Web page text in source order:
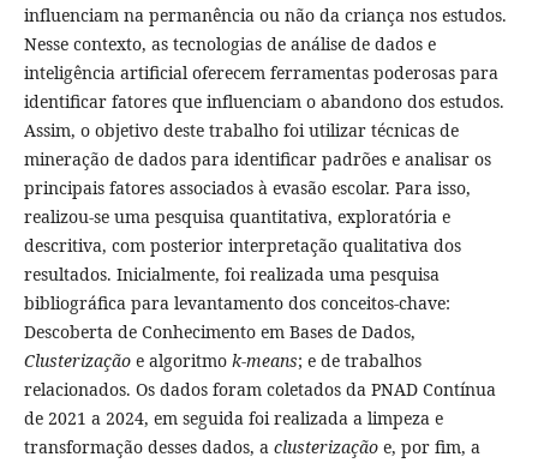
influenciam na permanência ou não da criança nos estudos.
Nesse contexto, as tecnologias de análise de dados e
inteligência artificial oferecem ferramentas poderosas para
identificar fatores que influenciam o abandono dos estudos.
Assim, o objetivo deste trabalho foi utilizar técnicas de
mineração de dados para identificar padrões e analisar os
principais fatores associados à evasão escolar. Para isso,
realizou-se uma pesquisa quantitativa, exploratória e
descritiva, com posterior interpretação qualitativa dos
resultados. Inicialmente, foi realizada uma pesquisa
bibliográfica para levantamento dos conceitos-chave:
Descoberta de Conhecimento em Bases de Dados,
Clusterizaçãoe algoritmo k-means; e de trabalhos
relacionados. Os dados foram coletados da PNAD Contínua
de 2021 a 2024, em seguida foi realizada a limpeza e
transformação desses dados, a clusterizaçãoe, por fim, a